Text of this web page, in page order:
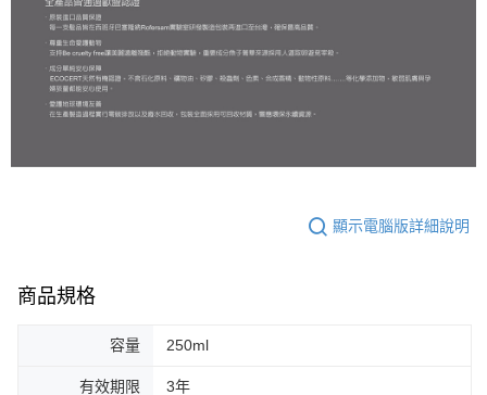
顯示電腦版詳細說明
商品規格
容量 250ml
有效期限 3年